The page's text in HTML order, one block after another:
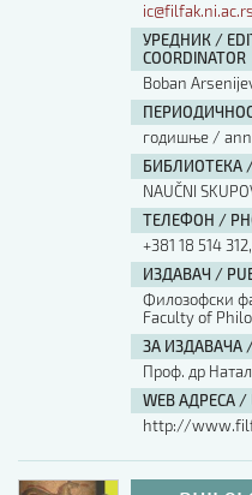
ic@filfak.ni.ac.rs
УРЕДНИК /
COORDINATOR
Boban
годишње /
БИБЛИОТЕКА /
NAUČNI
ТЕЛЕФОН /
+381 18 514
ИЗДАВАЧ /
Филозофски
Faculty of
ЗА ИЗДАВАЧА /
Проф. др
WEB АДРЕСА /
http://